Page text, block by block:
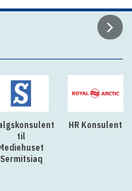
til
Sermitsiaq
HR Konsulent